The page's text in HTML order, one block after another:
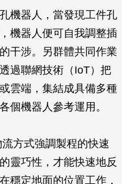
機器人，當發現工件孔
機器人便可自我調整插
干涉。另群體共同作業
過聯網技術（IoT）把
雲端，集結成具備多種
個機器人參考運用。
方式強調製程的快速
靈巧性，才能快速地反
穩定地面的位置工作，